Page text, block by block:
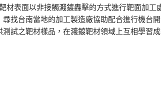
材表面以非接觸濺鍍轟擊的方式進行靶面加
找台南當地的加工製造廠協助配合進行機台
試之靶材樣品，在濺鍍靶材領域上互相學習